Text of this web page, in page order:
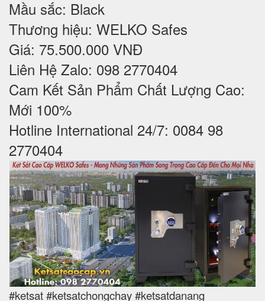
Mầu sắc: Black
Thương hiệu: WELKO Safes
Giá: 75.500.000 VNĐ
Liên Hệ Zalo: 098 2770404
Cam Kết Sản Phẩm Chất Lượng Cao:
Mới 100%
Hotline International 24/7: 0084 98
2770404
#ketsat #ketsatchongchay #ketsatdanang